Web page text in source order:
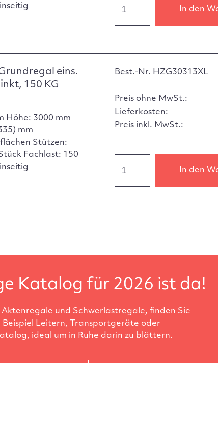
In den
eins.
150 KG
Höhe: 3000 mm
mm
Stützen:
Fachlast: 150
Best.-Nr. HZG30313XL
Preis ohne MwSt.:
Lieferkosten:
Preis inkl. MwSt.:
In den
Katalog für 2026 ist da!
und Schwerlastregale, finden Sie
Leitern, Transportgeräte oder
ideal um in Ruhe darin zu blättern.